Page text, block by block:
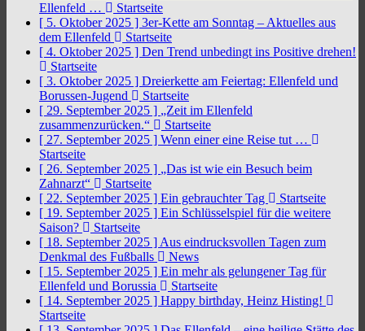
Ellenfeld …
Startseite
[ 5. Oktober 2025 ] 3er-Kette am Sonntag – Aktuelles aus
dem Ellenfeld
Startseite
[ 4. Oktober 2025 ] Den Trend unbedingt ins Positive drehen!
Startseite
[ 3. Oktober 2025 ] Dreierkette am Feiertag: Ellenfeld und
Borussen-Jugend
Startseite
[ 29. September 2025 ] „Zeit im Ellenfeld
zusammenzurücken.“
Startseite
[ 27. September 2025 ] Wenn einer eine Reise tut …
Startseite
[ 26. September 2025 ] „Das ist wie ein Besuch beim
Zahnarzt“
Startseite
[ 22. September 2025 ] Ein gebrauchter Tag
Startseite
[ 19. September 2025 ] Ein Schlüsselspiel für die weitere
Saison?
Startseite
[ 18. September 2025 ] Aus eindrucksvollen Tagen zum
Denkmal des Fußballs
News
[ 15. September 2025 ] Ein mehr als gelungener Tag für
Ellenfeld und Borussia
Startseite
[ 14. September 2025 ] Happy birthday, Heinz Histing!
Startseite